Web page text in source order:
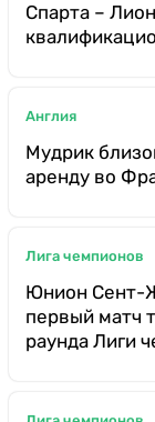
Спарта –
Англия
Мудрик
аренду во
Лига чемпионов
Юнион Сент-
первый матч
раунда Лиги